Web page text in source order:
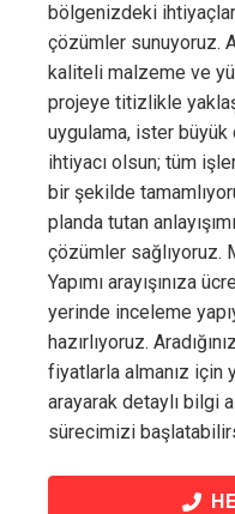
bölgenizdeki
çözümler sunuyoruz.
kaliteli malzeme ve
projeye titizlikle
uygulama, ister büyük
ihtiyacı olsun; tüm
bir şekilde
planda tutan
çözümler sağlıyoruz.
Yapımı arayışınıza
yerinde inceleme
hazırlıyoruz.
fiyatlarla almanız için
arayarak detaylı bilgi
sürecimizi